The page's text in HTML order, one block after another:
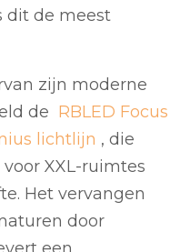
dit de meest
zijn moderne
de RBLED Focus
lichtlijn , die
XXL-ruimtes
Het vervangen
door